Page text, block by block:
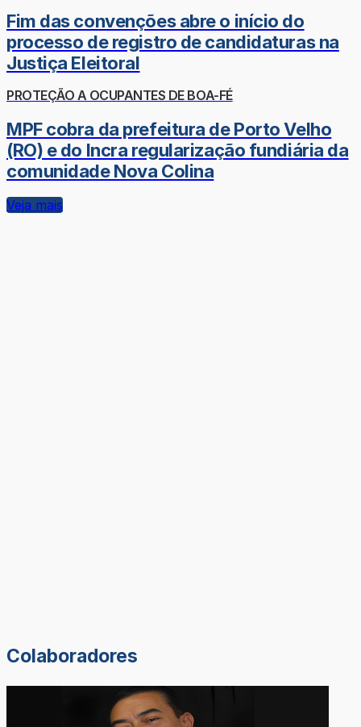
Fim das convenções abre o início do
processo de registro de candidaturas na
Justiça Eleitoral
PROTEÇÃO A OCUPANTES DE BOA-FÉ
MPF cobra da prefeitura de Porto Velho
(RO) e do Incra regularização fundiária da
comunidade Nova Colina
Veja mais
Colaboradores